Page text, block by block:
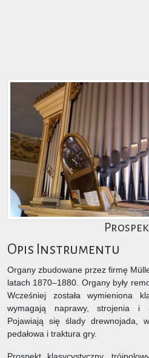
Opis Instrumentu
Organy zbudowane przez firmę
latach 1870–1880. Organy były
Wcześniej została wymieniona
wymagają naprawy, strojenia i
Pojawiają się ślady drewnojada,
pedałowa i traktura gry.